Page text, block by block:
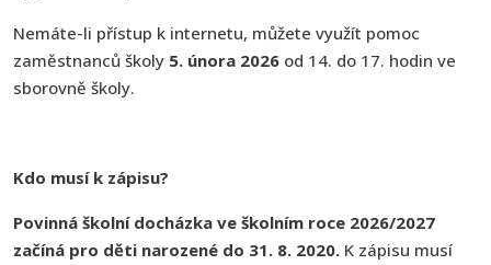
Nemáte-li přístup k internetu, můžete využít pomoc
zaměstnanců školy 5. února 2026 od 14. do 17. hodin ve
sborovně školy.
Kdo musí k zápisu?
Povinná školní docházka ve školním roce 2026/2027
začíná pro děti narozené do 31. 8. 2020. K zápisu musí